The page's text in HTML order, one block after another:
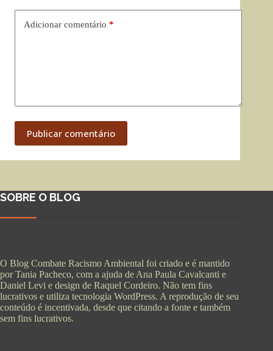
Adicionar comentário *
Publicar comentário
SOBRE O BLOG
O Blog Combate Racismo Ambiental foi criado e é mantido
por Tania Pacheco, com a ajuda de Ana Paula Cavalcanti e
Daniel Levi e design de Raquel Cordeiro. Não tem fins
lucrativos e utiliza tecnologia WordPress. A reprodução de seu
conteúdo é incentivada, desde que citando a fonte e também
sem fins lucrativos.